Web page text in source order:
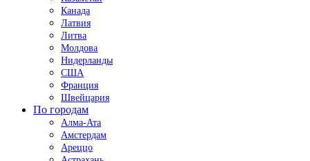
Канада
Латвия
Литва
Молдова
Нидерланды
США
Франция
Швейцария
По городам
Алма-Ата
Амстердам
Ареццо